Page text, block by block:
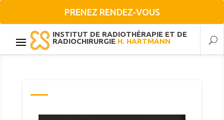
PRENEZ RENDEZ-VOUS
INSTITUT DE RADIOTHÉRAPIE ET DE
RADIOCHIRURGIE H. HARTMANN